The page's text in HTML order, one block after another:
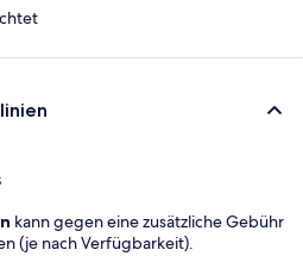
kann gegen eine zusätzliche Gebühr
(je nach Verfügbarkeit).